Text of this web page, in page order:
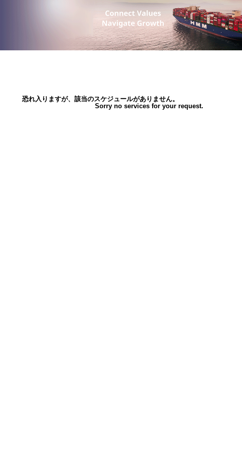
恐れ入りますが、該当のスケジュールがありません。
Sorry no services for your request.